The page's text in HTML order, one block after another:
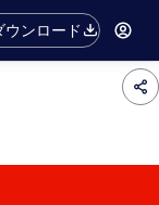
ンロード